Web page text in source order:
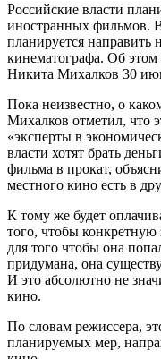
Российские власти
иностранных фильмов.
планируется направить
кинематографа. Об
Никита Михалков 30
Пока неизвестно, о
Михалков отметил, что
«эксперты в
власти хотят брать
фильма в прокат,
местного кино есть в
К тому же будет
того, чтобы
для того чтобы она
придумана, она
И это абсолютно не
кино.
По словам режиссера,
планируемых мер,